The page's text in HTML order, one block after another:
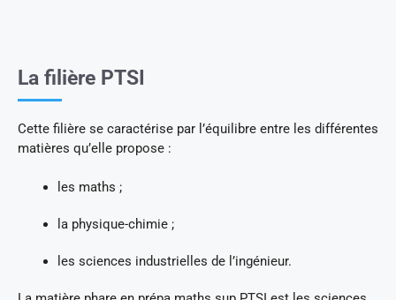
La filière PTSI
Cette filière se caractérise par l’équilibre entre les différentes
matières qu’elle propose :
les maths ;
la physique-chimie ;
les sciences industrielles de l’ingénieur.